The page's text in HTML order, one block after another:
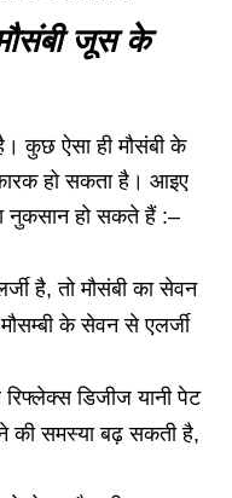
जूस के
कुछ ऐसा ही मौसंबी के
हो सकता है। आइए
नुकसान हो सकते हैं :–
है, तो मौसंबी का सेवन
के सेवन से एलर्जी
डिजीज यानी पेट
की समस्या बढ़ सकती है,